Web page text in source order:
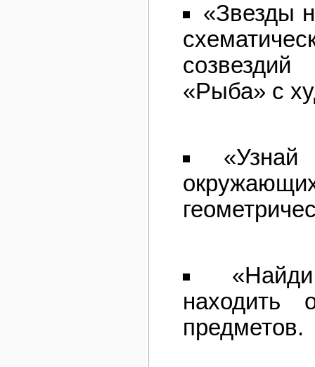
«Звезды
«Рыба» с
находить
предметов.